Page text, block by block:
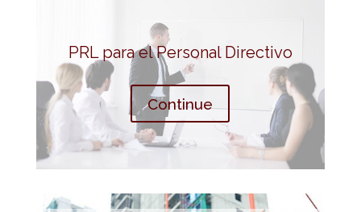
PRL para el Personal Directivo
Continue